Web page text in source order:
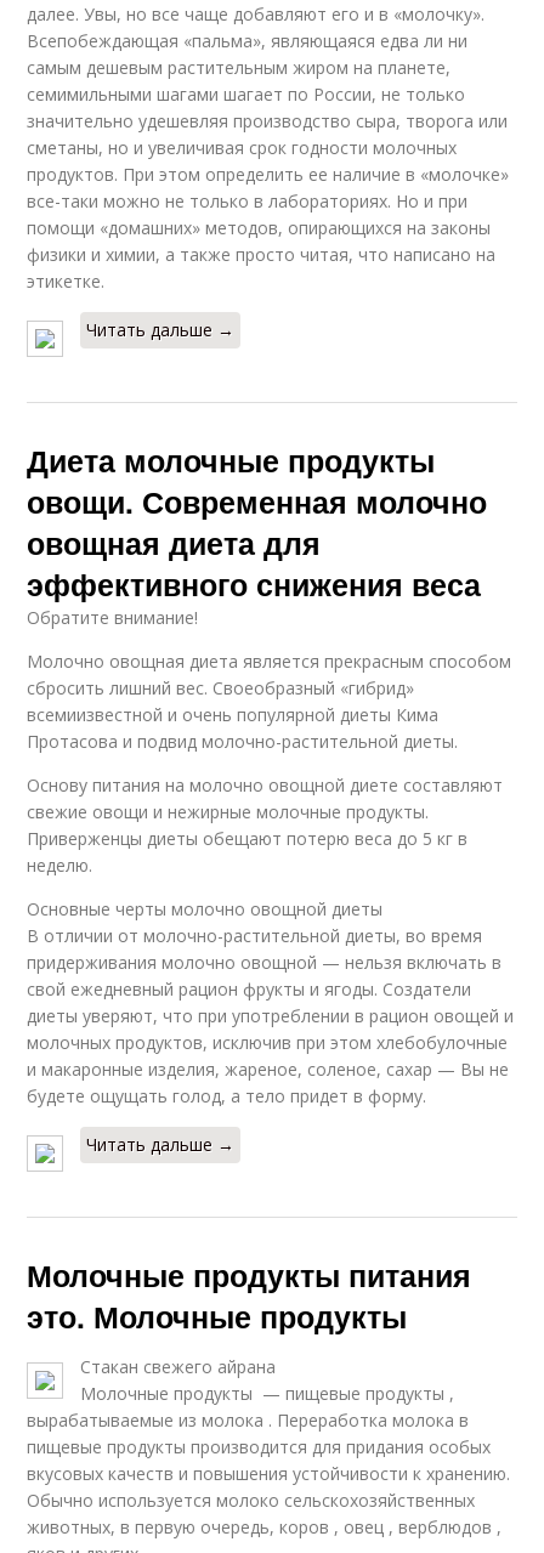
далее. Увы, но все чаще добавляют его и в «молочку».
Всепобеждающая «пальма», являющаяся едва ли ни
самым дешевым растительным жиром на планете,
семимильными шагами шагает по России, не только
значительно удешевляя производство сыра, творога или
сметаны, но и увеличивая срок годности молочных
продуктов. При этом определить ее наличие в «молочке»
все-таки можно не только в лабораториях. Но и при
помощи «домашних» методов, опирающихся на законы
физики и химии, а также просто читая, что написано на
этикетке.
Читать дальше →
Диета молочные продукты
овощи. Современная молочно
овощная диета для
эффективного снижения веса
Обратите внимание!
Молочно овощная диета является прекрасным способом
сбросить лишний вес. Своеобразный «гибрид»
всемиизвестной и очень популярной диеты Кима
Протасова и подвид молочно-растительной диеты.
Основу питания на молочно овощной диете составляют
свежие овощи и нежирные молочные продукты.
Приверженцы диеты обещают потерю веса до 5 кг в
неделю.
Основные черты молочно овощной диеты
В отличии от молочно-растительной диеты, во время
придерживания молочно овощной — нельзя включать в
свой ежедневный рацион фрукты и ягоды. Создатели
диеты уверяют, что при употреблении в рацион овощей и
молочных продуктов, исключив при этом хлебобулочные
и макаронные изделия, жареное, соленое, сахар — Вы не
будете ощущать голод, а тело придет в форму.
Читать дальше →
Молочные продукты питания
это. Молочные продукты
Стакан свежего айрана
Молочные продукты — пищевые продукты ,
вырабатываемые из молока . Переработка молока в
пищевые продукты производится для придания особых
вкусовых качеств и повышения устойчивости к хранению.
Обычно используется молоко сельскохозяйственных
животных, в первую очередь, коров , овец , верблюдов ,